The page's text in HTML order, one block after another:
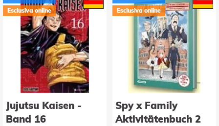
Esclusiva online
Jujutsu Kaisen -
Band 16
Esclusiva online
Spy x Family
Aktivitätenbuch 2